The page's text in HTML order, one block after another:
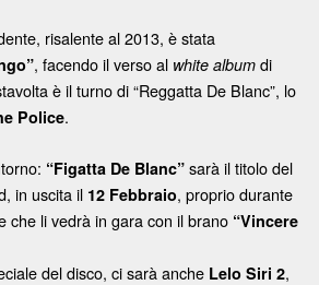
risalente al 2013, è stata
, facendo il verso al white album di
è il turno di “Reggatta De Blanc”, lo
Police.
“Figatta De Blanc” sarà il titolo del
in uscita il 12 Febbraio, proprio durante
che li vedrà in gara con il brano “Vincere
del disco, ci sarà anche Lelo Siri 2,